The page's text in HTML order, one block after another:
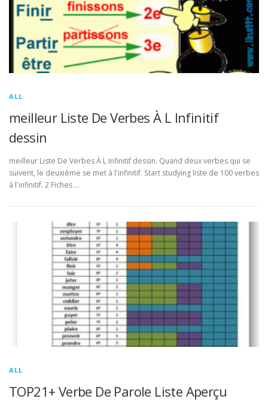
ALL
meilleur Liste De Verbes À L Infinitif
dessin
meilleur Liste De Verbes À L Infinitif dessin. Quand deux verbes qui se
suivent, le deuxième se met à l'infinitif. Start studying liste de 100 verbes
à l'infinitif. 2 Fiches …
ALL
TOP21+ Verbe De Parole Liste Aperçu